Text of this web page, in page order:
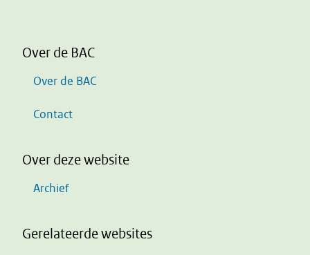
Over de BAC
Over de BAC
Contact
Over deze website
Archief
Gerelateerde websites